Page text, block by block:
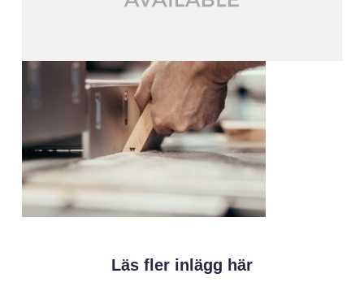
Läs fler inlägg här